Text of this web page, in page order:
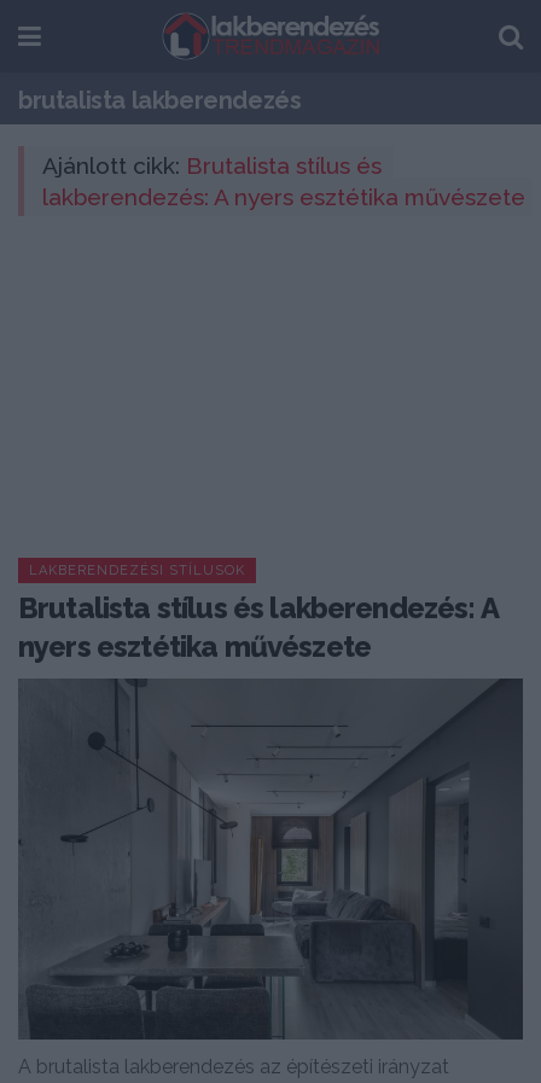
brutalista lakberendezés
Ajánlott cikk: Brutalista stílus és
lakberendezés: A nyers esztétika művészete
LAKBERENDEZÉSI STÍLUSOK
Brutalista stílus és lakberendezés: A
nyers esztétika művészete
A brutalista lakberendezés az építészeti irányzat